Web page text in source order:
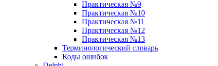
Практическая №9
Практическая №10
Практическая №11
Практическая №12
Практическая №13
Терминологический словарь
Коды ошибок